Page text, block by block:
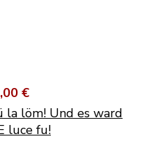
€
la löm! Und es ward
luce fu!